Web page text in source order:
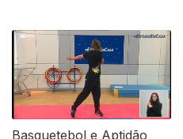
Basquetebol e Aptidão